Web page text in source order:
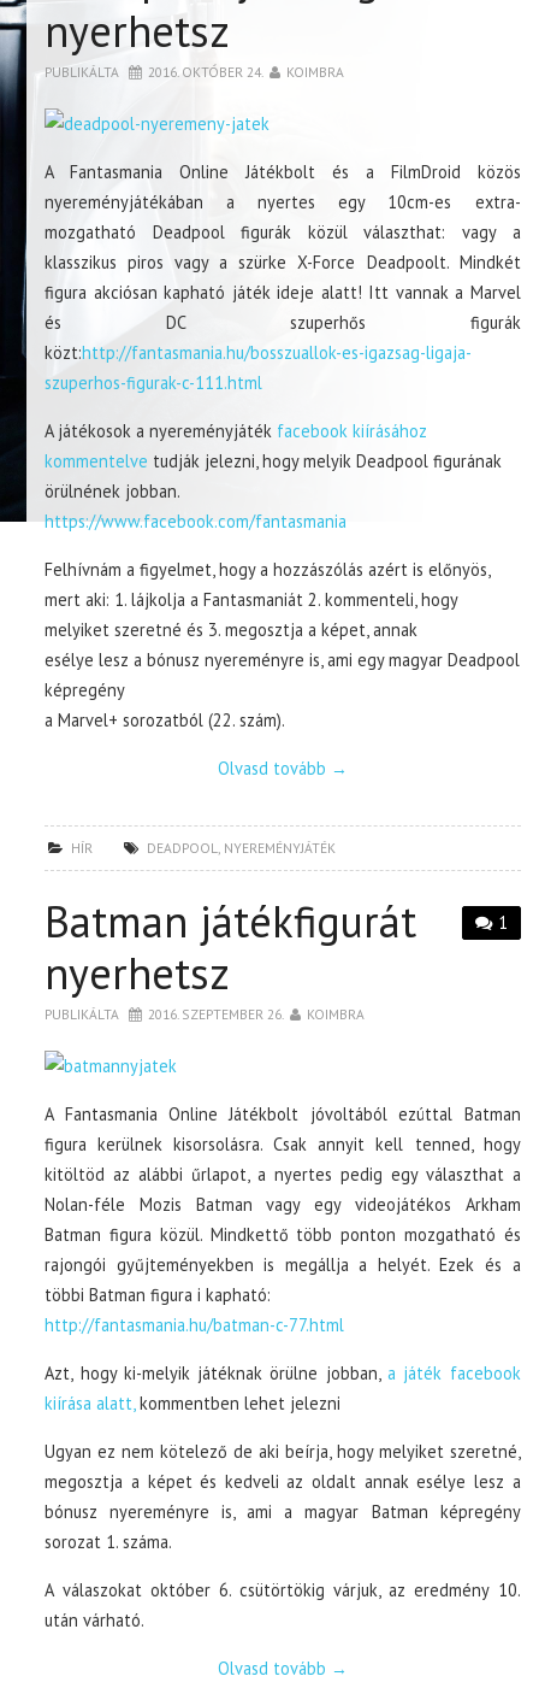
nyerhetsz
PUBLIKÁLTA 2016. OKTÓBER 24. KOIMBRA
A Fantasmania Online Játékbolt és a FilmDroid közös
nyereményjátékában a nyertes egy 10cm-es extra-
mozgatható Deadpool figurák közül választhat: vagy a
klasszikus piros vagy a szürke X-Force Deadpoolt. Mindkét
figura akciósan kapható játék ideje alatt! Itt vannak a Marvel
és DC szuperhős figurák
közt:http://fantasmania.hu/bosszuallok-es-igazsag-ligaja-
szuperhos-figurak-c-111.html
A játékosok a nyereményjáték facebook kiírásához
kommentelve tudják jelezni, hogy melyik Deadpool figurának
örülnének jobban.
https://www.facebook.com/fantasmania
Felhívnám a figyelmet, hogy a hozzászólás azért is előnyös,
mert aki: 1. lájkolja a Fantasmaniát 2. kommenteli, hogy
melyiket szeretné és 3. megosztja a képet, annak
esélye lesz a bónusz nyereményre is, ami egy magyar Deadpool
képregény
a Marvel+ sorozatból (22. szám).
Olvasd tovább →
HÍR DEADPOOL, NYEREMÉNYJÁTÉK
1
Batman játékfigurát
nyerhetsz
PUBLIKÁLTA 2016. SZEPTEMBER 26. KOIMBRA
A Fantasmania Online Játékbolt jóvoltából ezúttal Batman
figura kerülnek kisorsolásra. Csak annyit kell tenned, hogy
kitöltöd az alábbi űrlapot, a nyertes pedig egy választhat a
Nolan-féle Mozis Batman vagy egy videojátékos Arkham
Batman figura közül. Mindkettő több ponton mozgatható és
rajongói gyűjteményekben is megállja a helyét. Ezek és a
többi Batman figura i kapható:
http://fantasmania.hu/batman-c-77.html
Azt, hogy ki-melyik játéknak örülne jobban, a játék facebook
kiírása alatt,kommentben lehet jelezni
Ugyan ez nem kötelező de aki beírja, hogy melyiket szeretné,
megosztja a képet és kedveli az oldalt annak esélye lesz a
bónusz nyereményre is, ami a magyar Batman képregény
sorozat 1. száma.
A válaszokat október 6. csütörtökig várjuk, az eredmény 10.
után várható.
Olvasd tovább →